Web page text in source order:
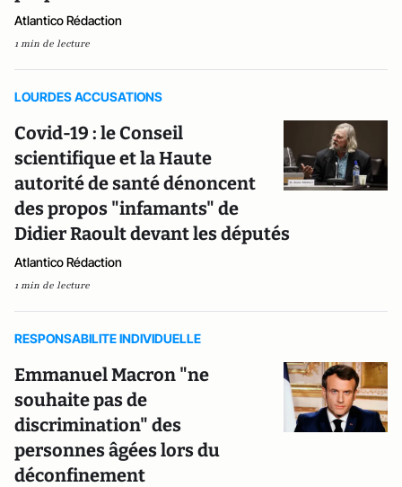
Atlantico Rédaction
1 min de lecture
LOURDES ACCUSATIONS
Covid-19 : le Conseil
scientifique et la Haute
autorité de santé dénoncent
des propos "infamants" de
Didier Raoult devant les députés
Atlantico Rédaction
1 min de lecture
RESPONSABILITE INDIVIDUELLE
Emmanuel Macron "ne
souhaite pas de
discrimination" des
personnes âgées lors du
déconfinement